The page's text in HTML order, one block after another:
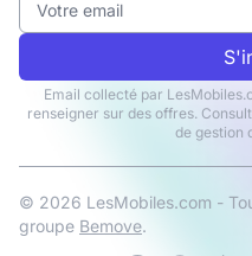
Email collecté par
renseigner sur des offres.
de gestion
© 2026 LesMobiles.com -
groupe Bemove.